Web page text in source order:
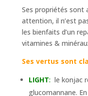
Ses propriétés sont
attention, il n’est
les bienfaits d’un
vitamines &
Ses vertus sont
LIGHT: le konjac
glucomannane.